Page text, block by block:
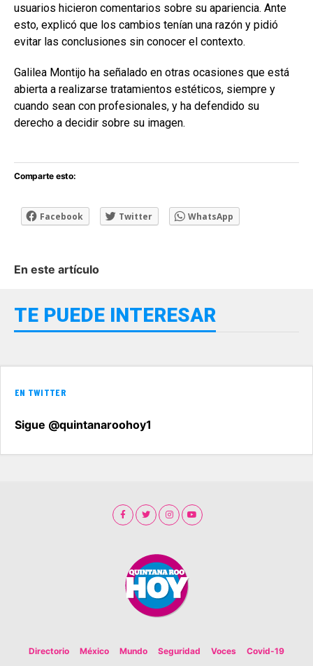
usuarios hicieron comentarios sobre su apariencia. Ante
esto, explicó que los cambios tenían una razón y pidió
evitar las conclusiones sin conocer el contexto.
Galilea Montijo ha señalado en otras ocasiones que está
abierta a realizarse tratamientos estéticos, siempre y
cuando sean con profesionales, y ha defendido su
derecho a decidir sobre su imagen.
Comparte esto:
Facebook Twitter WhatsApp
En este artículo
TE PUEDE INTERESAR
EN TWITTER
Sigue @quintanaroohoy1
Directorio México Mundo Seguridad Voces Covid-19